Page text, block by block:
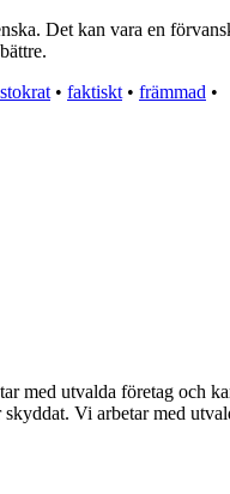
Det kan vara en
• faktiskt • främmad •
med utvalda företag och
Vi arbetar med